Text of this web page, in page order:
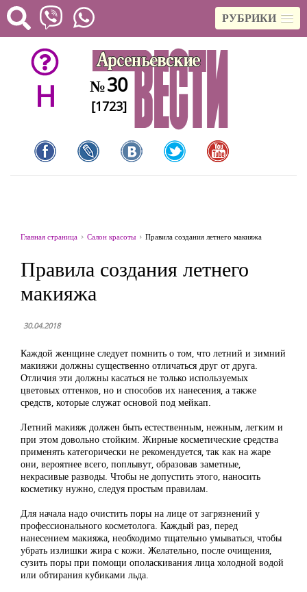
РУБРИКИ
H №30
[1723]
Главная страница Салон красоты Правила создания летнего макияжа
Правила создания летнего
макияжа
30.04.2018
Каждой женщине следует помнить о том, что летний и зимний
макияжи должны существенно отличаться друг от друга.
Отличия эти должны касаться не только используемых
цветовых оттенков, но и способов их нанесения, а также
средств, которые служат основой под мейкап.
Летний макияж должен быть естественным, нежным, легким и
при этом довольно стойким. Жирные косметические средства
применять категорически не рекомендуется, так как на жаре
они, вероятнее всего, поплывут, образовав заметные,
некрасивые разводы. Чтобы не допустить этого, наносить
косметику нужно, следуя простым правилам.
Для начала надо очистить поры на лице от загрязнений у
профессионального косметолога. Каждый раз, перед
нанесением макияжа, необходимо тщательно умываться, чтобы
убрать излишки жира с кожи. Желательно, после очищения,
сузить поры при помощи ополаскивания лица холодной водой
или обтирания кубиками льда.